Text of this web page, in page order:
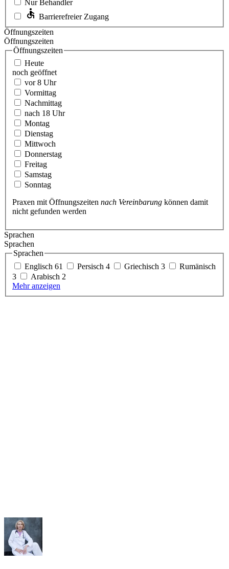
Nur Behandler
Barrierefreier Zugang
Öffnungszeiten
Öffnungszeiten
Öffnungszeiten
Heute
noch geöffnet
vor 8 Uhr
Vormittag
Nachmittag
nach 18 Uhr
Montag
Dienstag
Mittwoch
Donnerstag
Freitag
Samstag
Sonntag
Praxen mit Öffnungszeiten nach Vereinbarung können damit
nicht gefunden werden
Sprachen
Sprachen
Sprachen
Englisch 61 Persisch 4 Griechisch 3
Rumänisch
3
Arabisch 2
Mehr anzeigen